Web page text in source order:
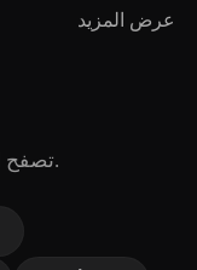
عرض المزيد
تصفح المزيد من التصنيفات الفرعية في ألعاب.